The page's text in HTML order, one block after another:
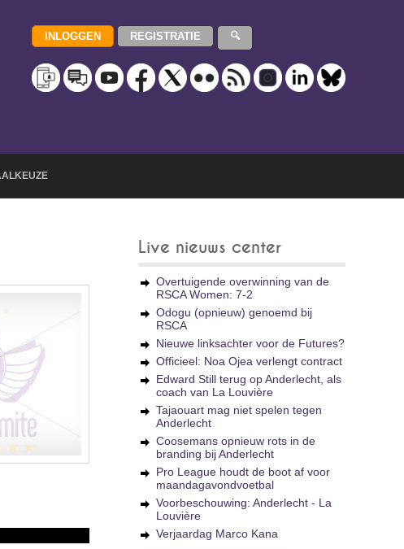
Live nieuws center
Overtuigende overwinning van de
RSCA Women: 7-2
Odogu (opnieuw) genoemd bij
RSCA
Nieuwe linksachter voor de Futures?
Officieel: Noa Ojea verlengt contract
Edward Still terug op Anderlecht, als
coach van La Louvière
Tajaouart mag niet spelen tegen
Anderlecht
Coosemans opnieuw rots in de
branding bij Anderlecht
Pro League houdt de boot af voor
maandagavondvoetbal
Voorbeschouwing: Anderlecht - La
Louvière
Verjaardag Marco Kana